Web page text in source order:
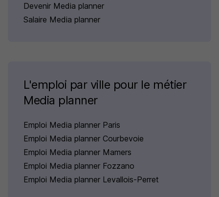
Devenir Media planner
Salaire Media planner
L'emploi par ville pour le métier
Media planner
Emploi Media planner Paris
Emploi Media planner Courbevoie
Emploi Media planner Mamers
Emploi Media planner Fozzano
Emploi Media planner Levallois-Perret